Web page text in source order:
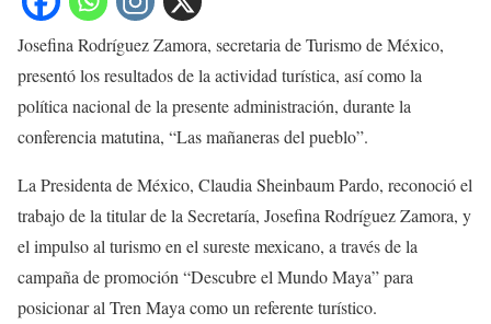
Josefina Rodríguez Zamora, secretaria de Turismo de México,
presentó los resultados de la actividad turística, así como la
política nacional de la presente administración, durante la
conferencia matutina, “Las mañaneras del pueblo”.
La Presidenta de México, Claudia Sheinbaum Pardo, reconoció el
trabajo de la titular de la Secretaría, Josefina Rodríguez Zamora, y
el impulso al turismo en el sureste mexicano, a través de la
campaña de promoción “Descubre el Mundo Maya” para
posicionar al Tren Maya como un referente turístico.